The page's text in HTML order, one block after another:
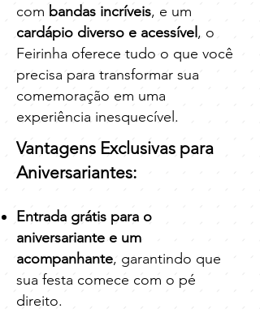
com bandas incríveis, e um
cardápio diverso e acessível , o
Feirinha oferece tudo o que você
precisa para transformar sua
comemoração em uma
experiência inesquecível.
Vantagens Exclusivas para
Aniversariantes:
Entrada grátis para o
aniversariante e um
acompanhante, garantindo que
sua festa comece com o pé
direito.